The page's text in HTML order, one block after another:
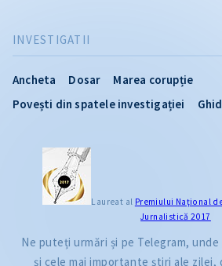
INVESTIGATII
Ancheta Dosar
Marea corupție
Povești din spatele investigației
Laureat al Premiului Naţional
Jurnalistică 2017
Ne puteți urmări și pe Telegram,
și cele mai importante știri ale zilei,